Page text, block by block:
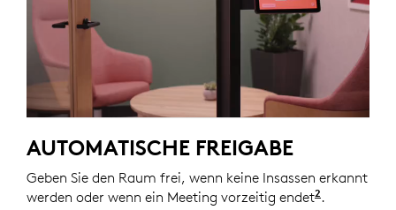
AUTOMATISCHE FREIGABE
Geben Sie den Raum frei, wenn keine Insassen erkannt
werden oder wenn ein Meeting vorzeitig endet2 .